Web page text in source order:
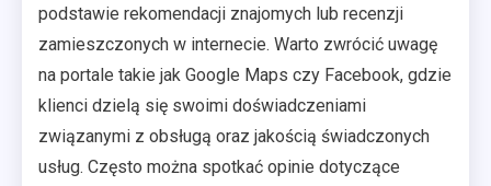
podstawie rekomendacji znajomych lub recenzji
zamieszczonych w internecie. Warto zwrócić uwagę
na portale takie jak Google Maps czy Facebook, gdzie
klienci dzielą się swoimi doświadczeniami
związanymi z obsługą oraz jakością świadczonych
usług. Często można spotkać opinie dotyczące